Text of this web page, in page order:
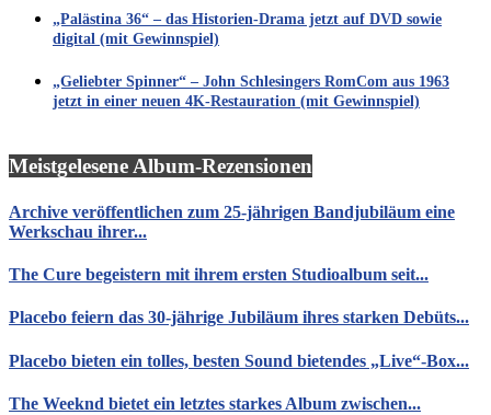
„Palästina 36“ – das Historien-Drama jetzt auf DVD sowie
digital (mit Gewinnspiel)
„Geliebter Spinner“ – John Schlesingers RomCom aus 1963
jetzt in einer neuen 4K-Restauration (mit Gewinnspiel)
Meistgelesene Album-Rezensionen
Archive veröffentlichen zum 25-jährigen Bandjubiläum eine
Werkschau ihrer...
The Cure begeistern mit ihrem ersten Studioalbum seit...
Placebo feiern das 30-jährige Jubiläum ihres starken Debüts...
Placebo bieten ein tolles, besten Sound bietendes „Live“-Box...
The Weeknd bietet ein letztes starkes Album zwischen...